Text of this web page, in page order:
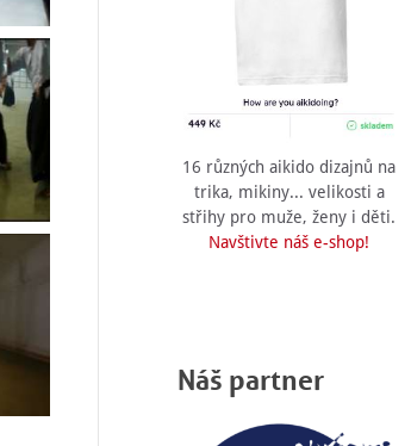
16 různých aikido dizajnů na
trika, mikiny... velikosti a
střihy pro muže, ženy i děti.
Navštivte náš e-shop!
Náš partner